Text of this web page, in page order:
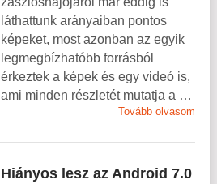
láthattunk arányaiban pontos
képeket, most azonban az egyik
legmegbízhatóbb forrásból
érkeztek a képek és egy videó is,
ami minden részletét mutatja a …
Tovább olvasom
Hiányos lesz az Android 7.0